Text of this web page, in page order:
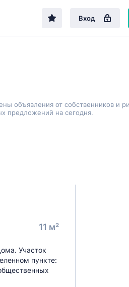
Вход
объявления от собственников и
предложений на сегодня.
11 м²
Участок
пункте: